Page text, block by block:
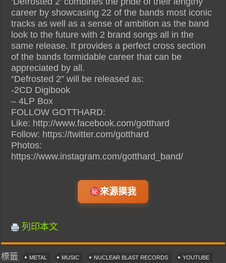
career by showcasing 22 of the bands most iconic
tracks as well as a sense of ambition as the band
look to the future with 2 brand songs all in the
same release. It provides a perfect cross section
of the bands formidable career that can be
appreciated by all.
“Defrosted 2” will be released as:
-2CD Digibook
– 4LP Box
FOLLOW GOTTHARD:
Like: http://www.facebook.com/gotthard
Follow: https://twitter.com/gotthard
Photos:
https://www.instagram.com/gotthard_band/
來源摸我
列印本文
標籤 METAL MUSIC NUCLEAR BLAST RECORDS YOUTUBE